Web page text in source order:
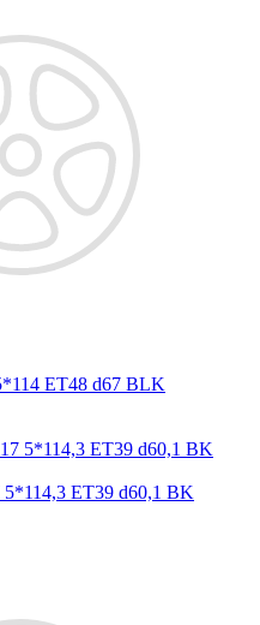
ET48 d67 BLK
ET39 d60,1 BK